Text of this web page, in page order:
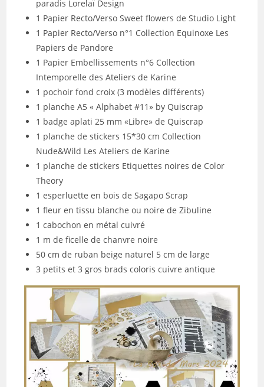
paradis Lorelaï Design
1 Papier Recto/Verso Sweet flowers de Studio Light
1 Papier Recto/Verso n°1 Collection Equinoxe Les
Papiers de Pandore
1 Papier Embellissements n°6 Collection
Intemporelle des Ateliers de Karine
1 pochoir fond croix (3 modèles différents)
1 planche A5 « Alphabet #11» by Quiscrap
1 badge aplati 25 mm «Libre» de Quiscrap
1 planche de stickers 15*30 cm Collection
Nude&Wild Les Ateliers de Karine
1 planche de stickers Etiquettes noires de Color
Theory
1 esperluette en bois de Sagapo Scrap
1 fleur en tissu blanche ou noire de Zibuline
1 cabochon en métal cuivré
1 m de ficelle de chanvre noire
50 cm de ruban beige naturel 5 cm de large
3 petits et 3 gros brads coloris cuivre antique